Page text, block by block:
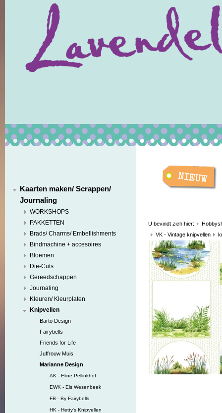
Kaarten maken/ Scrappen/
Journaling
WORKSHOPS
PAKKETTEN
Brads/ Charms/ Embellishments
Bindmachine + accesoires
Bloemen
Die-Cuts
Gereedschappen
Journaling
Kleuren/ Kleurplaten
Knipvellen
Barto Design
Fairybells
Friends for Life
Juffrouw Muis
Marianne Design
AK - Eline Pellinkhof
EWK - Els Wesenbeek
FB - By Fairybells
HK - Hetty's Knipvellen
U bevindt zich hier:
VK - Vintage knipvellen